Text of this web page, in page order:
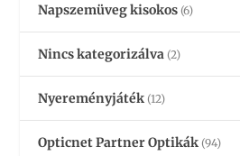
Napszemüveg kisokos (6)
Nincs kategorizálva (2)
Nyereményjáték (12)
Opticnet Partner Optikák (94)